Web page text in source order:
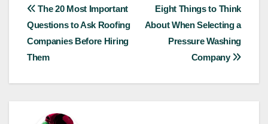
Post
navigation
Eight Things to Think
About When Selecting a
Pressure Washing
Company
The 20 Most Important
Questions to Ask Roofing
Companies Before Hiring
Them